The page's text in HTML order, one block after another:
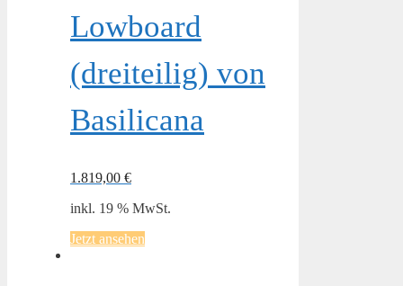
Lowboard
(dreiteilig) von
Basilicana
1.819,00 €
inkl. 19 % MwSt.
Jetzt ansehen